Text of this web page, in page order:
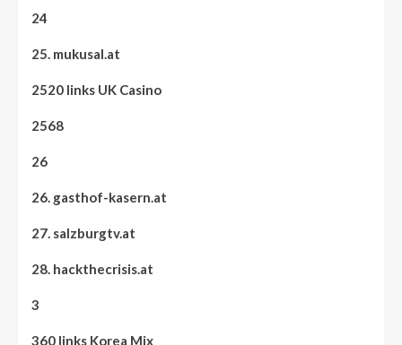
24
25. mukusal.at
2520 links UK Casino
2568
26
26. gasthof-kasern.at
27. salzburgtv.at
28. hackthecrisis.at
3
360 links Korea Mix